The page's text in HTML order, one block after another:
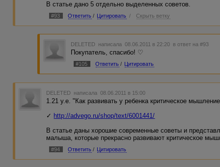
В статье дано 5 отдельно выделенных советов.
#93 Ответить / Цитировать / Скрыть ветку
DELETED написала 08.06.2011 в 22:20 в ответ на #93
Покупатель, спасибо! ♡
#105 Ответить / Цитировать
DELETED написала 08.06.2011 в 15:00
1.21 у.е. "Как развивать у ребенка критическое
✓ http://advego.ru/shop/text/6001441/
В статье даны хорошие современные советы и
малыша, которые прекрасно развивают критическое
#94 Ответить / Цитировать